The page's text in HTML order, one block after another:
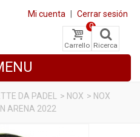
Mi cuenta Cerrar sesión
Carrello
0
Ricerca
DA PADEL > NOX > NOX
ARENA 2022